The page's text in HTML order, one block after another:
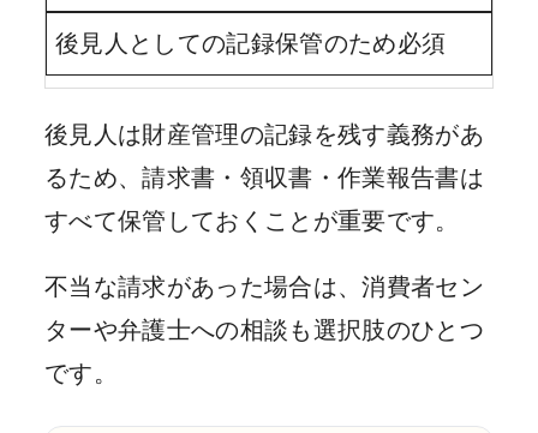
後見人としての記録保管のため必須
後見人は財産管理の記録を残す義務があ
るため、請求書・領収書・作業報告書は
すべて保管しておくことが重要です。
不当な請求があった場合は、消費者セン
ターや弁護士への相談も選択肢のひとつ
です。